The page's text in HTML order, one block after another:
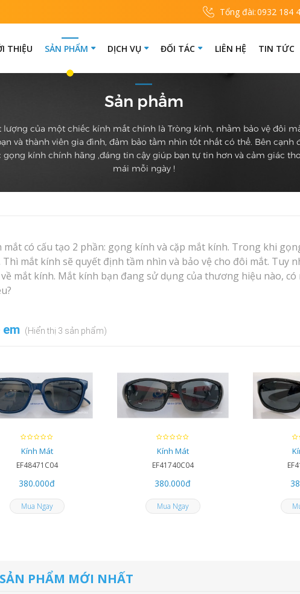
Tổng đài:0932 184
THIỆU SẢN PHẨM DỊCH VỤ ĐỐI TÁC LIÊN HỆ TIN TỨC
Sản phẩm
lượng của một chiếc kính mắt chính là Tròng kính, nhằm bảo vệ đôi
và thành viên gia đình, đảm bảo tầm nhìn tốt nhất có thể. Bên cạnh
gọng kính chính hãng ,đáng tin cậy giúp bạn tự tin hơn và cảm giác
mái mỗi ngày !
mắt có cấu tạo 2 phần: gọng kính và cặp mắt kính. Trong khi
Thì mắt kính sẽ quyết định tầm nhìn và bảo vệ cho đôi mắt. Tuy
mắt kính. Mắt kính bạn đang sử dụng của thương hiệu nào,
em (Hiển thị 3 sản phẩm)
Kính Mát
EF48471C04
380.000đ
Mua Ngay
Kính Mát
EF41740C04
380.000đ
Mua Ngay
SẢN PHẨM MỚI NHẤT